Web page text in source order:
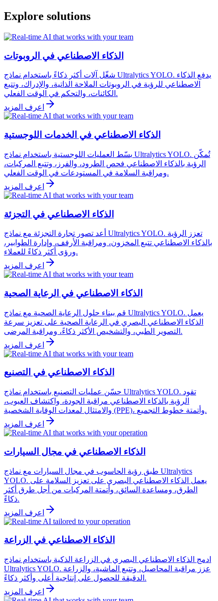
Explore solutions
الذكاء الاصطناعي في الروبوتات
شغّل آلات أكثر ذكاءً باستخدام نماذج Ultralytics YOLO. يدفع الذكاء
الاصطناعي للرؤية في الروبوتات الملاحة الذاتية، والإدراك، وتتبع
الكائنات، والتحكم في الوقت الفعلي.
اعرف المزيد
الذكاء الاصطناعي في الخدمات اللوجستية
بسّط العمليات اللوجستية باستخدام نماذج Ultralytics YOLO. تُمكّن
الرؤية بالذكاء الاصطناعي فحص الطرود، والفرز، وتتبع المركبات،
ومراقبة السلامة في المستودعات في الوقت الفعلي.
اعرف المزيد
الذكاء الاصطناعي في التجزئة
أعد تصور تجارة التجزئة مع نماذج Ultralytics YOLO. تعزز الرؤية
بالذكاء الاصطناعي تتبع المخزون، ومراقبة الأرفف، وإدارة الطوابير،
ورؤى أكثر ذكاءً للعملاء.
اعرف المزيد
الذكاء الاصطناعي في الرعاية الصحية
قم ببناء حلول الرعاية الصحية مع نماذج Ultralytics YOLO. يعمل
الذكاء الاصطناعي البصري في الرعاية الصحية على تعزيز سرعة
التصوير الطبي، والتشخيص الأكثر ذكاءً، ومراقبة المرضى.
اعرف المزيد
الذكاء الاصطناعي في التصنيع
حسّن عمليات التصنيع باستخدام نماذج Ultralytics YOLO. تقود
الرؤية بالذكاء الاصطناعي مراقبة الجودة، واكتشاف العيوب،
والامتثال لمعدات الوقاية الشخصية (PPE)، وأتمتة خطوط التجميع.
اعرف المزيد
الذكاء الاصطناعي في مجال السيارات
طبق رؤية الحاسوب في مجال السيارات مع نماذج Ultralytics
YOLO. يعمل الذكاء الاصطناعي البصري على تعزيز السلامة على
الطرق، ومساعدة السائق، وأتمتة المركبات من أجل طرق أكثر
ذكاءً.
اعرف المزيد
الذكاء الاصطناعي في الزراعة
ادمج الذكاء الاصطناعي البصري في الزراعة الذكية باستخدام نماذج
Ultralytics YOLO. عزز مراقبة المحاصيل، وتتبع الماشية، والزراعة
الدقيقة للحصول على إنتاجية أعلى وأكثر ذكاءً.
اعرف المزيد